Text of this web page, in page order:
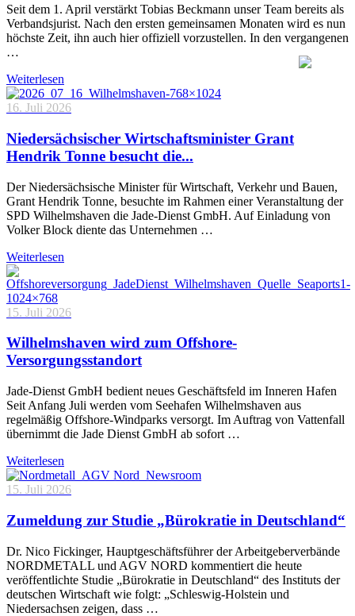
Seit dem 1. April verstärkt Tobias Beckmann unser Team bereits als
Verbandsjurist. Nach den ersten gemeinsamen Monaten wird es nun
höchste Zeit, ihn auch hier offiziell vorzustellen. In den vergangenen
…
Weiterlesen
16. Juli 2026
Niedersächsischer Wirtschaftsminister Grant
Hendrik Tonne besucht die...
Der Niedersächsische Minister für Wirtschaft, Verkehr und Bauen,
Grant Hendrik Tonne, besuchte im Rahmen einer Veranstaltung der
SPD Wilhelmshaven die Jade-Dienst GmbH. Auf Einladung von
Volker Block diente das Unternehmen …
Weiterlesen
15. Juli 2026
Wilhelmshaven wird zum Offshore-
Versorgungsstandort
Jade-Dienst GmbH bedient neues Geschäftsfeld im Inneren Hafen
Seit Anfang Juli werden vom Seehafen Wilhelmshaven aus
regelmäßig Offshore-Windparks versorgt. Im Auftrag von Vattenfall
übernimmt die Jade Dienst GmbH ab sofort …
Weiterlesen
15. Juli 2026
Zumeldung zur Studie „Bürokratie in Deutschland“
Dr. Nico Fickinger, Hauptgeschäftsführer der Arbeitgeberverbände
NORDMETALL und AGV NORD kommentiert die heute
veröffentlichte Studie „Bürokratie in Deutschland“ des Instituts der
deutschen Wirtschaft wie folgt: „Schleswig-Holstein und
Niedersachsen zeigen, dass …